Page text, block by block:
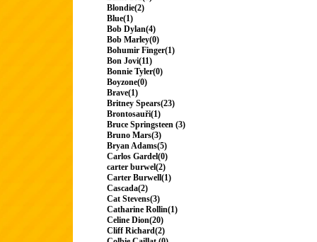
Blondie(2)
Blue(1)
Bob Dylan(4)
Bob Marley(0)
Bohumir Finger(1)
Bon Jovi(11)
Bonnie Tyler(0)
Boyzone(0)
Brave(1)
Britney Spears(23)
Brontosauři(1)
Bruce Springsteen (3)
Bruno Mars(3)
Bryan Adams(5)
Carlos Gardel(0)
carter burwel(2)
Carter Burwell(1)
Cascada(2)
Cat Stevens(3)
Catharine Rollin(1)
Celine Dion(20)
Cliff Richard(2)